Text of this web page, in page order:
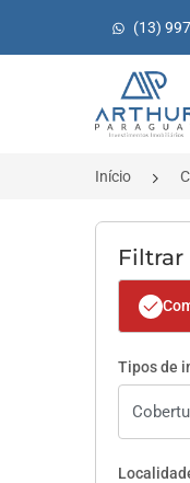
(13)
Página
Início
Filtrar
Tipos de